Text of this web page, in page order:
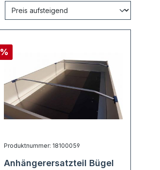
%
Produktnummer: 18100059
Anhängerersatzteil Bügel